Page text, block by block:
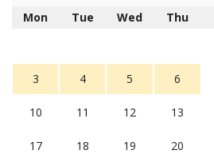
Mon Tue Wed Thu
3 4 5 6
10 11 12 13
17 18 19 20